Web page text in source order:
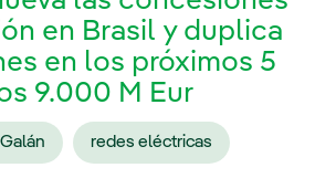
en Brasil y duplica
en los próximos 5
9.000 M Eur
redes eléctricas